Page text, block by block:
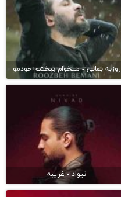
روزبه بمانی - میخوام ببخشم خودمو
نیواد - غریبه